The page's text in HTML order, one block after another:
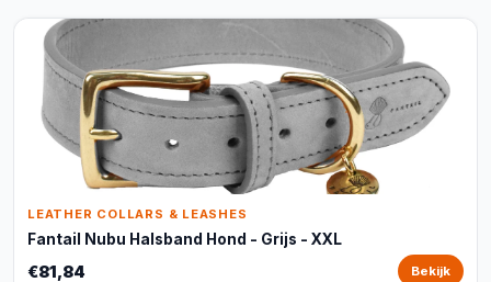
LEATHER COLLARS & LEASHES
Fantail Nubu Halsband Hond - Grijs - XXL
€81,84 Bekijk